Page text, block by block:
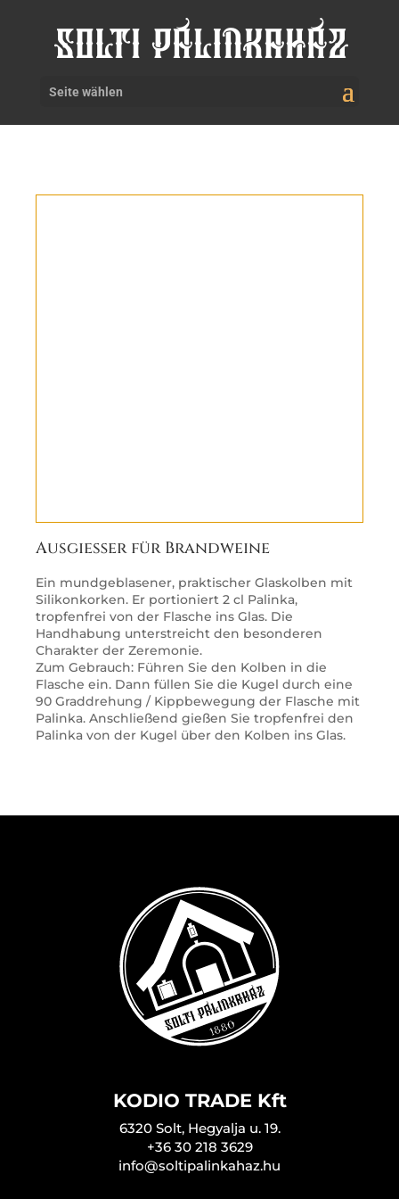
Seite wählen
Ausgießer für Brandweine
Ein mundgeblasener, praktischer Glaskolben mit
Silikonkorken. Er portioniert 2 cl Palinka,
tropfenfrei von der Flasche ins Glas. Die
Handhabung unterstreicht den besonderen
Charakter der Zeremonie.
Zum Gebrauch: Führen Sie den Kolben in die
Flasche ein. Dann füllen Sie die Kugel durch eine
90 Graddrehung / Kippbewegung der Flasche mit
Palinka. Anschließend gießen Sie tropfenfrei den
Palinka von der Kugel über den Kolben ins Glas.
KODIO TRADE Kft
6320 Solt, Hegyalja u. 19.
+36 30 218 3629
info@soltipalinkahaz.hu